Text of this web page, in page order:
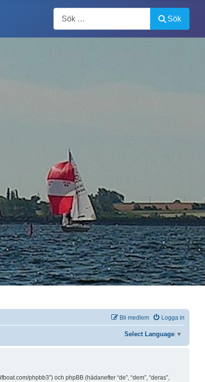
Sök
Logga in
Bli medlem
Select Language ▼
phpbb3”) och phpBB (hädanefter “de”, “dem”, “deras”,